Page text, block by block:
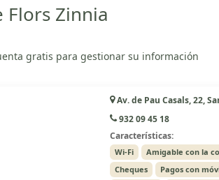
Zinnia
gratis para gestionar su información
Av. de Pau Casals, 22,
932 09 45 18
Características:
Wi-Fi Amigable con la
Cheques
Pagos con